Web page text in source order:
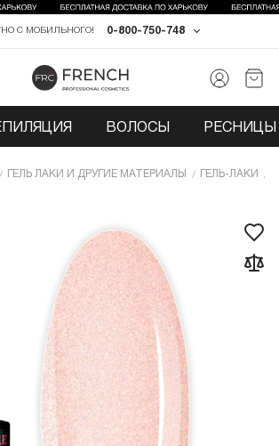
0-800-750-748
С МОБИЛЬНОГО!
ВОЛОСЫ РЕСНИЦЫ
ГЕЛЬ ЛАКИ И ДРУГИЕ МАТЕРИАЛЫ ГЕЛЬ-ЛАКИ